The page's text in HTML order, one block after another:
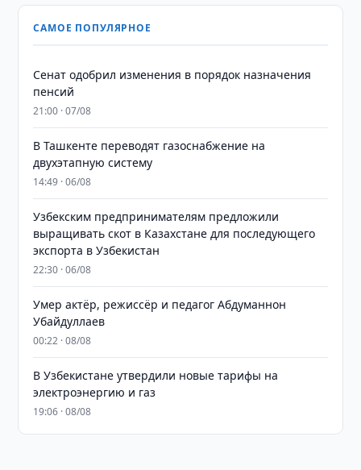
САМОЕ ПОПУЛЯРНОЕ
Сенат одобрил изменения в порядок назначения
пенсий
21:00 · 07/08
В Ташкенте переводят газоснабжение на
двухэтапную систему
14:49 · 06/08
Узбекским предпринимателям предложили
выращивать скот в Казахстане для последующего
экспорта в Узбекистан
22:30 · 06/08
Умер актёр, режиссёр и педагог Абдуманнон
Убайдуллаев
00:22 · 08/08
В Узбекистане утвердили новые тарифы на
электроэнергию и газ
19:06 · 08/08